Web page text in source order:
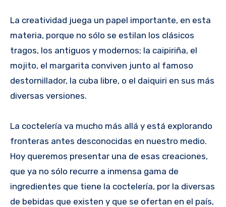
La creatividad juega un papel importante, en esta
materia, porque no sólo se estilan los clásicos
tragos, los antiguos y modernos; la caipiriña, el
mojito, el margarita conviven junto al famoso
destornillador, la cuba libre, o el daiquiri en sus más
diversas versiones.
La coctelería va mucho más allá y está explorando
fronteras antes desconocidas en nuestro medio.
Hoy queremos presentar una de esas creaciones,
que ya no sólo recurre a inmensa gama de
ingredientes que tiene la coctelería, por la diversas
de bebidas que existen y que se ofertan en el país,